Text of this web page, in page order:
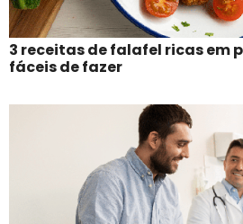
3 receitas de falafel ricas em
fáceis de fazer